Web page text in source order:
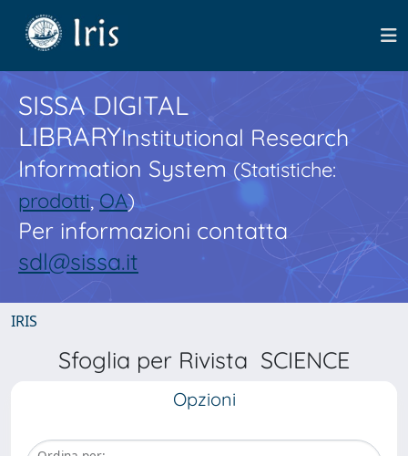
SISSA DIGITAL
LIBRARYInstitutional Research
Information System(Statistiche:
prodotti,OA)
Per informazioni contatta
sdl@sissa.it
IRIS
Sfoglia per Rivista SCIENCE
Opzioni